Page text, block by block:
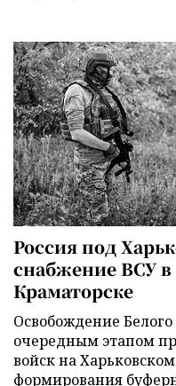
Россия под
снабжение ВСУ в
Краматорске
Освобождение
очередным этапом
войск на
формирования